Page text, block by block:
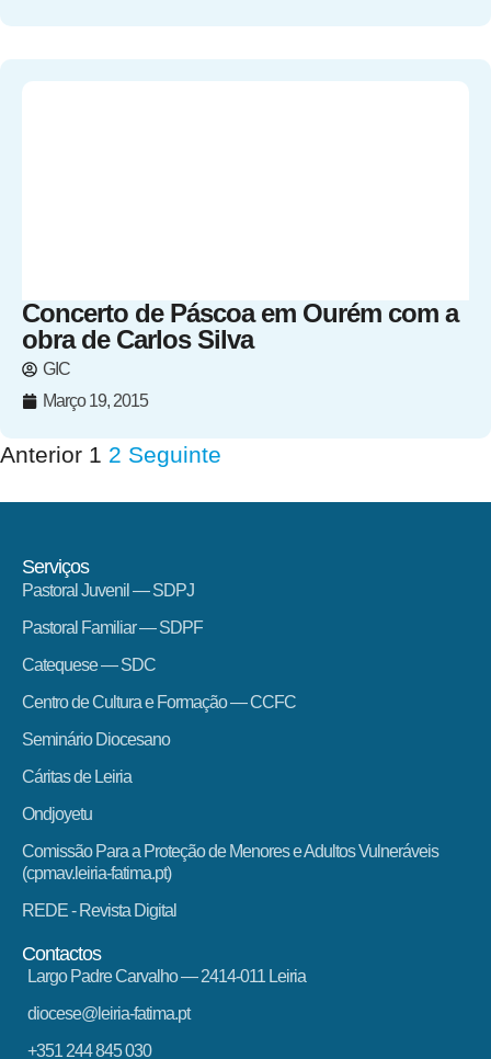
Concerto de Páscoa em Ourém com a
obra de Carlos Silva
GIC
Março 19, 2015
Anterior 1 2 Seguinte
Serviços
Pastoral Juvenil — SDPJ
Pastoral Familiar — SDPF
Catequese — SDC
Centro de Cultura e Formação — CCFC
Seminário Diocesano
Cáritas de Leiria
Ondjoyetu
Comissão Para a Proteção de Menores e Adultos Vulneráveis
(cpmav.leiria-fatima.pt)
REDE - Revista Digital
Contactos
Largo Padre Carvalho — 2414-011 Leiria
diocese@leiria-fatima.pt
+351 244 845 030